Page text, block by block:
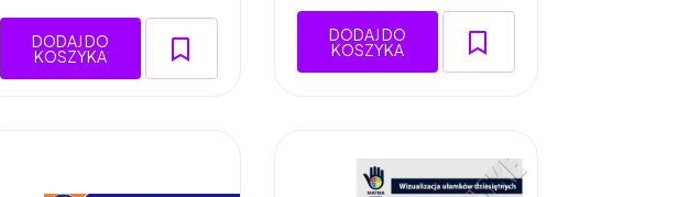
DODAJ DO
KOSZYKA
DODAJ DO
KOSZYKA